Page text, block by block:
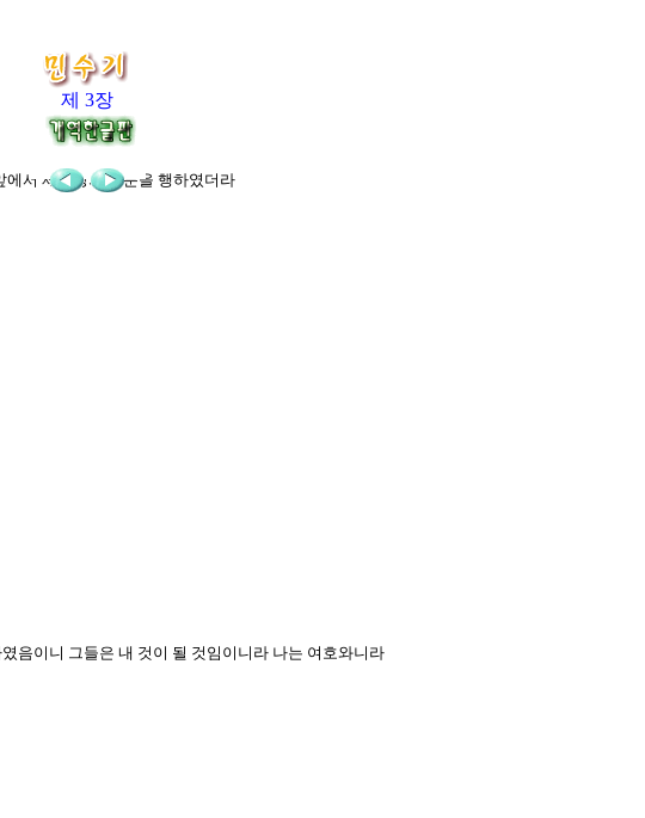
제 3장
서 제사장의 직분을 행하였더라
음이니 그들은 내 것이 될 것임이니라 나는 여호와니라